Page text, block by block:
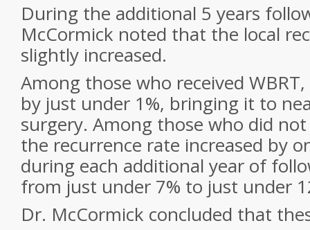
During the additional 5 years
McCormick noted that the local
slightly increased.
Among those who received
by just under 1%, bringing it to
surgery. Among those who did
the recurrence rate increased by
during each additional year of
from just under 7% to just under
Dr. McCormick concluded that